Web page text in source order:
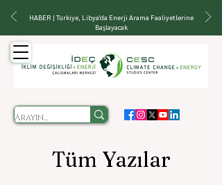
HABER | Türkiye, Libya'da Enerji Arama Faaliyetlerine
Başlayacak
Tüm Yazılar